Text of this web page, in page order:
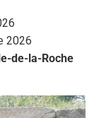
2026
de-la-Roche